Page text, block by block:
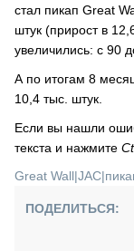
стал пикап Great
штук (прирост в
увеличились: с 90
А по итогам 8
10,4 тыс. штук.
Если вы нашли
текста и нажмите
Great Wall|JAC|
ПОДЕЛИТЬСЯ: